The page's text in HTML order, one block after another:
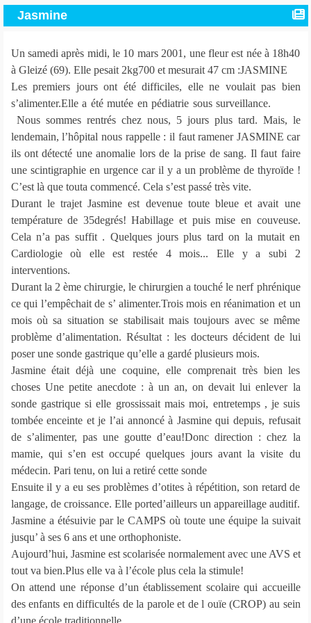
Jasmine
Un samedi après midi, le 10 mars 2001, une fleur est née à 18h40
à Gleizé (69). Elle pesait 2kg700 et mesurait 47 cm :JASMINE
Les premiers jours ont été difficiles, elle ne voulait pas bien
s’alimenter.Elle a été mutée en pédiatrie sous surveillance.
Nous sommes rentrés chez nous, 5 jours plus tard. Mais, le
lendemain, l’hôpital nous rappelle : il faut ramener JASMINE car
ils ont détecté une anomalie lors de la prise de sang. Il faut faire
une scintigraphie en urgence car il y a un problème de thyroïde !
C’est là que touta commencé. Cela s’est passé très vite.
Durant le trajet Jasmine est devenue toute bleue et avait une
température de 35degrés! Habillage et puis mise en couveuse.
Cela n’a pas suffit . Quelques jours plus tard on la mutait en
Cardiologie où elle est restée 4 mois... Elle y a subi 2
interventions.
Durant la 2 ème chirurgie, le chirurgien a touché le nerf phrénique
ce qui l’empêchait de s’ alimenter.Trois mois en réanimation et un
mois où sa situation se stabilisait mais toujours avec se même
problème d’alimentation. Résultat : les docteurs décident de lui
poser une sonde gastrique qu’elle a gardé plusieurs mois.
Jasmine était déjà une coquine, elle comprenait très bien les
choses Une petite anecdote : à un an, on devait lui enlever la
sonde gastrique si elle grossissait mais moi, entretemps , je suis
tombée enceinte et je l’ai annoncé à Jasmine qui depuis, refusait
de s’alimenter, pas une goutte d’eau!Donc direction : chez la
mamie, qui s’en est occupé quelques jours avant la visite du
médecin. Pari tenu, on lui a retiré cette sonde
Ensuite il y a eu ses problèmes d’otites à répétition, son retard de
langage, de croissance. Elle ported’ailleurs un appareillage auditif.
Jasmine a étésuivie par le CAMPS où toute une équipe la suivait
jusqu’ à ses 6 ans et une orthophoniste.
Aujourd’hui, Jasmine est scolarisée normalement avec une AVS et
tout va bien.Plus elle va à l’école plus cela la stimule!
On attend une réponse d’un établissement scolaire qui accueille
des enfants en difficultés de la parole et de l ouïe (CROP) au sein
d’une école traditionnelle.